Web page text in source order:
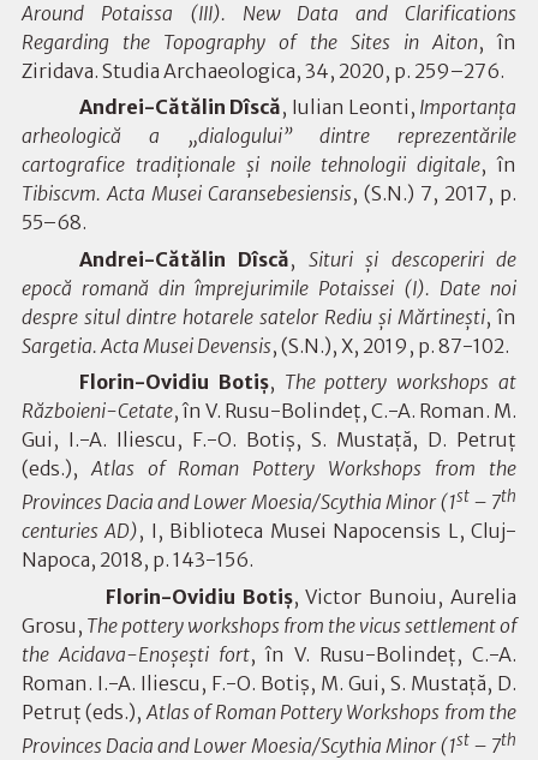
Around Potaissa (III). New Data and Clarifications
Regarding the Topography of the Sites in Aiton, în
Ziridava. Studia Archaeologica, 34, 2020, p. 259–276.
Andrei-Cătălin Dîscă, Iulian Leonti, Importanţa
arheologică a „dialogului” dintre reprezentările
cartografice tradiţionale şi noile tehnologii digitale, în
Tibiscvm. Acta Musei Caransebesiensis, (S.N.) 7, 2017, p.
55–68.
Andrei-Cătălin Dîscă, Situri și descoperiri de
epocă romană din împrejurimile Potaissei (I). Date noi
despre situl dintre hotarele satelor Rediu și Mărtinești, în
Sargetia. Acta Musei Devensis, (S.N.), X, 2019, p. 87-102.
Florin-Ovidiu Botiș, The pottery workshops at
Războieni-Cetate, în V. Rusu-Bolindeț, C.-A. Roman. M.
Gui, I.-A. Iliescu, F.-O. Botiș, S. Mustață, D. Petruț
(eds.),Atlas of Roman Pottery Workshops from the
Provinces Dacia and Lower Moesia/Scythia Minor (1st – 7th
centuries AD), I, Biblioteca Musei Napocensis L, Cluj-
Napoca, 2018, p. 143-156.
Florin-Ovidiu Botiș, Victor Bunoiu, Aurelia
Grosu, The pottery workshops from the vicus settlement of
the Acidava-Enoșești fort, în V. Rusu-Bolindeț, C.-A.
Roman. I.-A. Iliescu, F.-O. Botiș, M. Gui, S. Mustață, D.
Petruț (eds.), Atlas of Roman Pottery Workshops from the
Provinces Dacia and Lower Moesia/Scythia Minor (1st – 7th